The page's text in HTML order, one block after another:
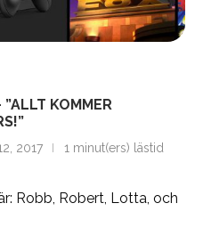
KOMMER
2017 1 minut(ers) lästid
Robb, Robert, Lotta, och